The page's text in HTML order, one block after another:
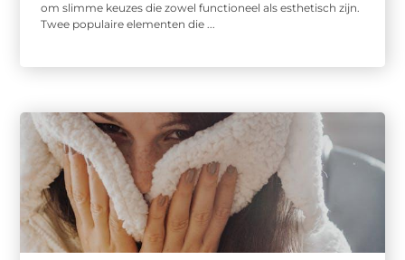
om slimme keuzes die zowel functioneel als esthetisch zijn.
Twee populaire elementen die ...